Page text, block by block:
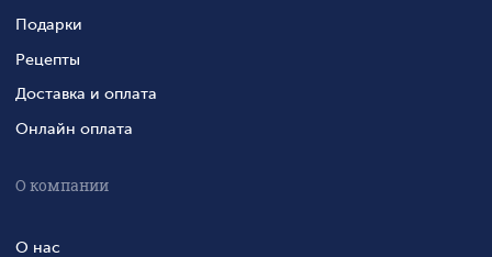
Подарки
Рецепты
Доставка и оплата
Онлайн оплата
О компании
О нас